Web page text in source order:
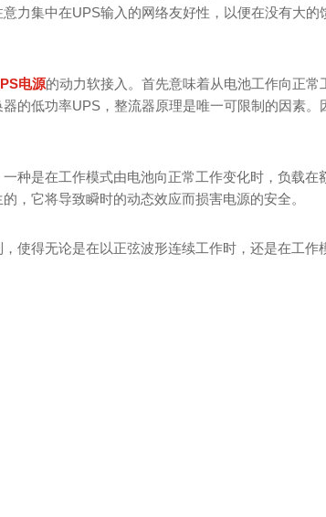
力集中在UPS输入的网络友好性，以便在没有大的
电源的动力软接入。首先意味着从电池工作向正常
的低功率UPS，整流器原理是唯一可限制的因素。
种是在工作模式由电池向正常工作变化时，负载在
，它将导致瞬时的动态效应而损害电源的安全。
使得无论是在以正弦波形连续工作时，还是在工作